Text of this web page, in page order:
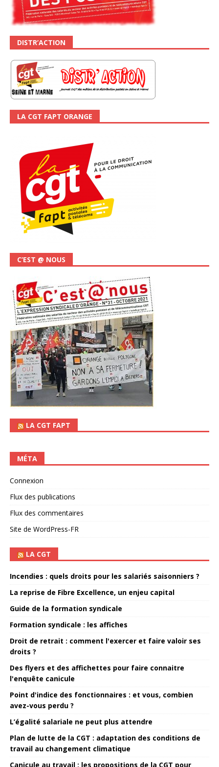
DISTR’ACTION
LA CGT FAPT ORANGE
C’EST @ NOUS
LA CGT FAPT
MÉTA
Connexion
Flux des publications
Flux des commentaires
Site de WordPress-FR
LA CGT
Incendies : quels droits pour les salariés saisonniers ?
La reprise de Fibre Excellence, un enjeu capital
Guide de la formation syndicale
Formation syndicale : les affiches
Droit de retrait : comment l'exercer et faire valoir ses
droits ?
Des flyers et des affichettes pour faire connaitre
l'enquête canicule
Point d'indice des fonctionnaires : et vous, combien
avez-vous perdu ?
L’égalité salariale ne peut plus attendre
Plan de lutte de la CGT : adaptation des conditions de
travail au changement climatique
Canicule au travail : les propositions de la CGT pour